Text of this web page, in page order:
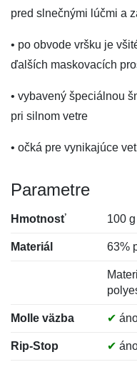
pred slnečnými lúčmi a
• po obvode vršku je
ďalších maskovacích
• vybavený špeciálnou
pri silnom vetre
• očká pre vynikajúce
Parametre
Hmotnosť 100 g
Materiál 63%
Molle väzba ✔
Rip-Stop ✔